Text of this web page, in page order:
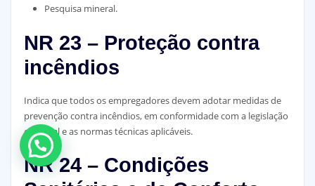
Pesquisa mineral.
NR 23 – Proteção contra
incêndios
Indica que todos os empregadores devem adotar medidas de
prevenção contra incêndios, em conformidade com a legislação
estadual e as normas técnicas aplicáveis.
NR 24 – Condições